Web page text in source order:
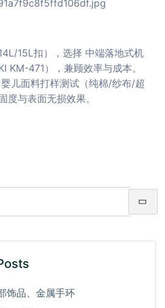
15L扣），选择 中端落地式机
KM-471），兼顾效率与成本。
儿面料打样测试（纯棉/纱布/超
度与表面无损效果。
饰品、金属手环